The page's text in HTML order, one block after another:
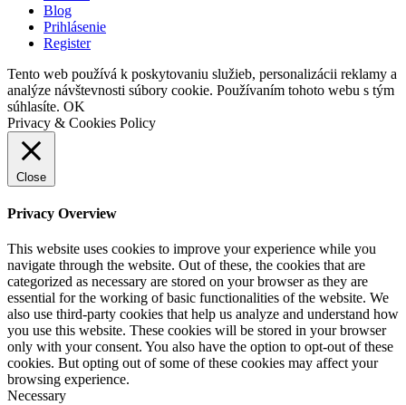
Blog
Prihlásenie
Register
Tento web používá k poskytovaniu služieb, personalizácii reklamy a
analýze návštevnosti súbory cookie. Používaním tohoto webu s tým
súhlasíte. OK
Privacy & Cookies Policy
Close
Privacy Overview
This website uses cookies to improve your experience while you
navigate through the website. Out of these, the cookies that are
categorized as necessary are stored on your browser as they are
essential for the working of basic functionalities of the website. We
also use third-party cookies that help us analyze and understand how
you use this website. These cookies will be stored in your browser
only with your consent. You also have the option to opt-out of these
cookies. But opting out of some of these cookies may affect your
browsing experience.
Necessary